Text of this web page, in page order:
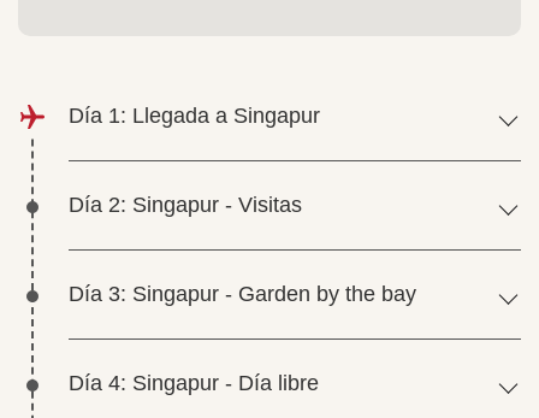
Día 1: Llegada a Singapur
Día 2: Singapur - Visitas
Día 3: Singapur - Garden by the bay
Día 4: Singapur - Día libre